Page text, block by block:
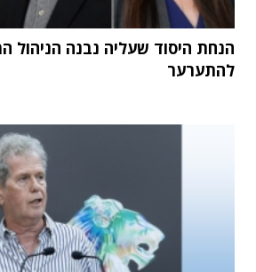
הנחת היסוד שעליה נבנה הניהול
להתערער